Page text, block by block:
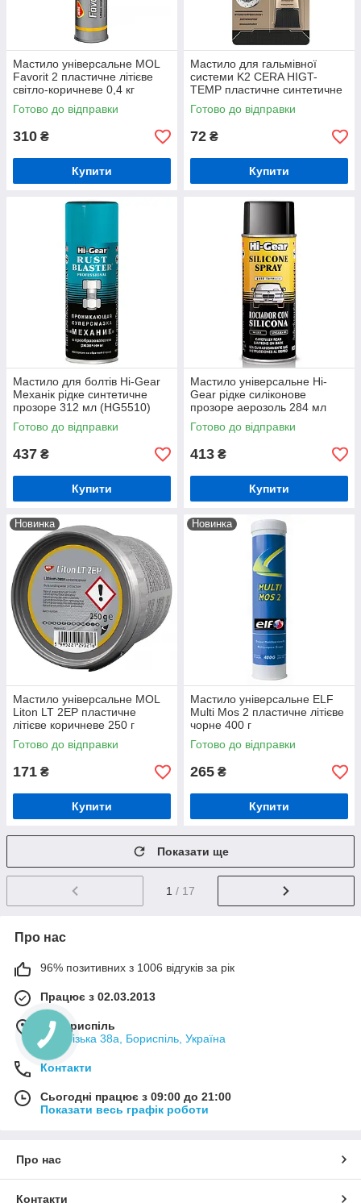
Мастило універсальне MOL
Favorit 2 пластичне літієве
світло-коричневе 0,4 кг
(13301876)
Готово до відправки
310 ₴
Купити
Мастило для гальмівної
системи K2 CERA HIGT-
TEMP пластичне синтетичне
чорне 18 мл (B405)
Готово до відправки
72 ₴
Купити
Мастило для болтів Hi-Gear
Механік рідке синтетичне
прозоре 312 мл (HG5510)
Готово до відправки
437 ₴
Купити
Мастило універсальне Hi-
Gear рідке силіконове
прозоре аерозоль 284 мл
(HG5501)
Готово до відправки
413 ₴
Купити
Новинка
Мастило універсальне MOL
Liton LT 2EP пластичне
літієве коричневе 250 г
(13301906)
Готово до відправки
171 ₴
Купити
Новинка
Мастило універсальне ELF
Multi Mos 2 пластичне літієве
чорне 400 г
Готово до відправки
265 ₴
Купити
Показати ще
1 / 17
Про нас
96% позитивних з 1006 відгуків за рік
Працює з 02.03.2013
м. Бориспіль
Запорізька 38а, Бориспіль, Україна
Контакти
Сьогодні працює з 09:00 до 21:00
Показати весь графік роботи
Про нас
Контакти